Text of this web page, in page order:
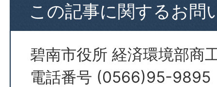
この記事に関するお問
碧南市役所 経済環境部商
電話番号 (0566)95-9895